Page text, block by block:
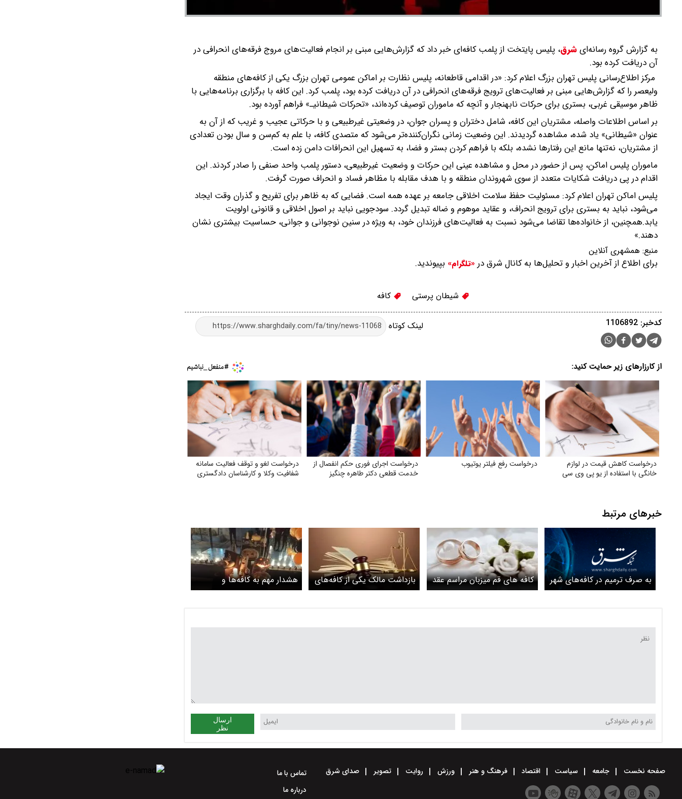
به گزارش گروه رسانه‌ایشرق، پلیس پایتخت از پلمب کافه‌ای خبر داد که گزارش‌هایی مبنی بر انجام فعالیت‌های مروج فرقه‌های انحرافی در
آن دریافت کرده بود.
مرکز اطلاع‌رسانی پلیس تهران بزرگ اعلام کرد: «در اقدامی قاطعانه، پلیس نظارت بر اماکن عمومی تهران بزرگ یکی از کافه‌های منطقه
ولیعصر را که گزارش‌هایی مبنی بر فعالیت‌های ترویج فرقه‌های انحرافی در آن دریافت کرده بود، پلمب کرد. این کافه با برگزاری برنامه‌هایی با
ظاهر موسیقی غربی، بستری برای حرکات نابهنجار و آنچه که ماموران توصیف کرده‌اند، «تحرکات شیطانیـ» فراهم آورده بود.
بر اساس اطلاعات واصله، مشتریان این کافه، شامل دختران و پسران جوان، در وضعیتی غیرطبیعی و با حرکاتی عجیب و غریب که از آن به
عنوان «شیطانی» یاد شده، مشاهده گردیدند. این وضعیت زمانی نگران‌کننده‌تر می‌شود که متصدی کافه، با علم به کم‌سن و سال بودن تعدادی
از مشتریان، نه‌تنها مانع این رفتارها نشده، بلکه با فراهم کردن بستر و فضا، به تسهیل این انحرافات دامن زده است.
ماموران پلیس اماکن، پس از حضور در محل و مشاهده عینی این حرکات و وضعیت غیرطبیعی، دستور پلمب واحد صنفی را صادر کردند. این
اقدام در پی دریافت شکایات متعدد از سوی شهروندان منطقه و با هدف مقابله با مظاهر فساد و انحراف صورت گرفت.
پلیس اماکن تهران اعلام کرد: مسئولیت حفظ سلامت اخلاقی جامعه بر عهده همه است. فضایی که به ظاهر برای تفریح و گذران وقت ایجاد
می‌شود، نباید به بستری برای ترویج انحراف، و عقاید موهوم و ضاله تبدیل گردد. سودجویی نباید بر اصول اخلاقی و قانونی اولویت
یابد.همچنین، از خانواده‌ها تقاضا می‌شود نسبت به فعالیت‌های فرزندان خود، به ویژه در سنین نوجوانی و جوانی، حساسیت بیشتری نشان
دهند.»
منبع: همشهری آنلاین
برای اطلاع از آخرین اخبار و تحلیل‌ها به کانال شرق در «تلگرام» بپیوندید.
شیطان پرستی کافه
لینک کوتاه کدخبر: 1106892
از کارزارهای زیر حمایت کنید:
درخواست کاهش قیمت در لوازم
خانگی با استفاده از یو پی وی سی
درخواست رفع فیلتر یوتیوب
درخواست اجرای فوری حکم انفصال از
خدمت قطعی دکتر طاهره چنگیز
درخواست لغو و توقف فعالیت سامانه
شفافیت وکلا و کارشناسان دادگستری
خبرهای مرتبط
به صرف ترمیم در کافه‌های شهر
کافه های قم میزبان مراسم عقد
می شوند
بازداشت مالک یکی از کافه‌های
معروف قم و تعدادی از شهرهای
هشدار مهم به کافه‌‌ها و
رستوران‌‌ها درباره برگزاری
ارسال
نظر
صفحه نخست جامعه سیاست اقتصاد فرهنگ و هنر ورزش روایت تصویر صدای شرق
تماس با ما
درباره ما